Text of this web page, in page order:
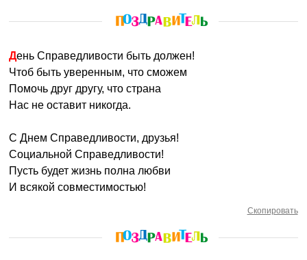
День Справедливости быть должен!
Чтоб быть уверенным, что сможем
Помочь друг другу, что страна
Нас не оставит никогда.
С Днем Справедливости, друзья!
Социальной Справедливости!
Пусть будет жизнь полна любви
И всякой совместимостью!
Скопировать